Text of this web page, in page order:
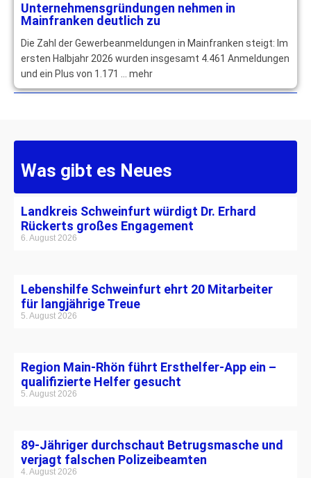
Unternehmensgründungen nehmen in
Mainfranken deutlich zu
Die Zahl der Gewerbeanmeldungen in Mainfranken steigt: Im
ersten Halbjahr 2026 wurden insgesamt 4.461 Anmeldungen
und ein Plus von 1.171 … mehr
Was gibt es Neues
Landkreis Schweinfurt würdigt Dr. Erhard
Rückerts großes Engagement
6. August 2026
Lebenshilfe Schweinfurt ehrt 20 Mitarbeiter
für langjährige Treue
5. August 2026
Region Main-Rhön führt Ersthelfer-App ein –
qualifizierte Helfer gesucht
5. August 2026
89-Jähriger durchschaut Betrugsmasche und
verjagt falschen Polizeibeamten
4. August 2026